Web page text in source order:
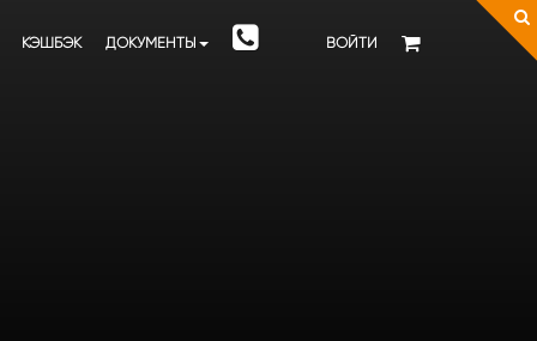
ВОЙТИ
КЭШБЭК ДОКУМЕНТЫ